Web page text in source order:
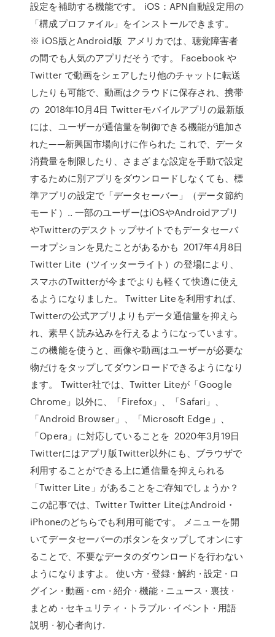
設定を補助する機能です。 iOS：APN自動設定用の
「構成プロファイル」をインストールできます。
※ iOS版とAndroid版 アメリカでは、聴覚障害者
の間でも人気のアプリだそうです。 Facebook や
Twitter で動画をシェアしたり他のチャットに転送
したりも可能で、動画はクラウドに保存され、携帯
の 2018年10月4日 Twitterモバイルアプリの最新版
には、ユーザーが通信量を制御できる機能が追加さ
れた——新興国市場向けに作られた これで、データ
消費量を制限したり、さまざまな設定を手動で設定
するために別アプリをダウンロードしなくても、標
準アプリの設定で「データセーバー」（データ節約
モード）.. 一部のユーザーはiOSやAndroidアプリ
やTwitterのデスクトップサイトでもデータセーバ
ーオプションを見たことがあるかも 2017年4月8日
Twitter Lite（ツイッターライト）の登場により、
スマホのTwitterが今までよりも軽くて快適に使え
るようになりました。 Twitter Liteを利用すれば、
Twitterの公式アプリよりもデータ通信量を抑えら
れ、素早く読み込みを行えるようになっています。
この機能を使うと、画像や動画はユーザーが必要な
物だけをタップしてダウンロードできるようになり
ます。 Twitter社では、Twitter Liteが「Google
Chrome」以外に、「Firefox」、「Safari」、
「Android Browser」、「Microsoft Edge」、
「Opera」に対応していることを 2020年3月19日
Twitterにはアプリ版Twitter以外にも、ブラウザで
利用することができる上に通信量を抑えられる
「Twitter Lite」があることをご存知でしょうか？
この記事では、Twitter Twitter LiteはAndroid・
iPhoneのどちらでも利用可能です。 メニューを開
いてデータセーバーのボタンをタップしてオンにす
ることで、不要なデータのダウンロードを行わない
ようになりますよ。 使い方 · 登録 · 解約 · 設定 · ロ
グイン · 動画 · cm · 紹介 · 機能 · ニュース · 裏技 ·
まとめ · セキュリティ · トラブル · イベント · 用語
説明 · 初心者向け.